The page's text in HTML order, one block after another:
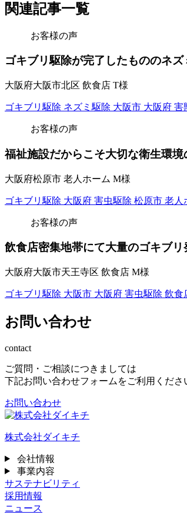
関連記事一覧
お客様の声
ゴキブリ駆除が完了したもののネ
大阪府大阪市北区 飲食店 T様
ゴキブリ駆除 ネズミ駆除 大阪市 大阪府 害
お客様の声
福祉施設だからこそ大切な衛生環
大阪府松原市 老人ホーム M様
ゴキブリ駆除 大阪府 害虫駆除 松原市 老人
お客様の声
飲食店密集地帯にて大量のゴキブ
大阪府大阪市天王寺区 飲食店 M様
ゴキブリ駆除 大阪市 大阪府 害虫駆除 飲食
お問い合わせ
contact
ご質問・ご相談につきましては
下記お問い合わせフォームをご利用くださ
お問い合わせ
株式会社ダイキチ
会社情報
事業内容
サステナビリティ
採用情報
ニュース